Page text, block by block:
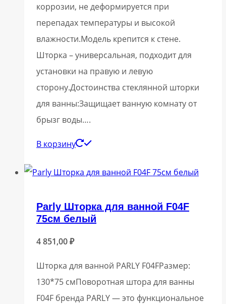
коррозии, не деформируется при
перепадах температуры и высокой
влажности.Модель крепится к стене.
Шторка – универсальная, подходит для
установки на правую и левую
сторону.Достоинства стеклянной шторки
для ванны:Защищает ванную комнату от
брызг воды….
В корзину
Parly Шторка для ванной F04F
75см белый
4 851,00₽
Шторка для ванной PARLY F04FРазмер:
130*75 смПоворотная штора для ванны
F04F бренда PARLY — это функциональное